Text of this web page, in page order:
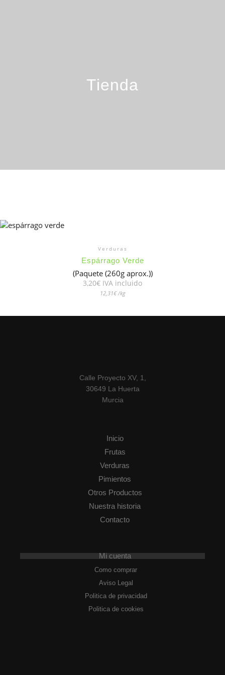
Tienda
Verduras
Espárrago Verde
(Paquete (260g aprox.))
3,20€ IVA incluido
12,31€ /kg
Calle Proyecto XV, 1,
30649 La Huerta
Murcia
Inicio
Frutas
Verduras
Pimientos
Otros Productos
Nuestra historia
Contacto
Mi cuenta
Como comprar
Aviso Legal
Politica de privacidad
Politica de cookies